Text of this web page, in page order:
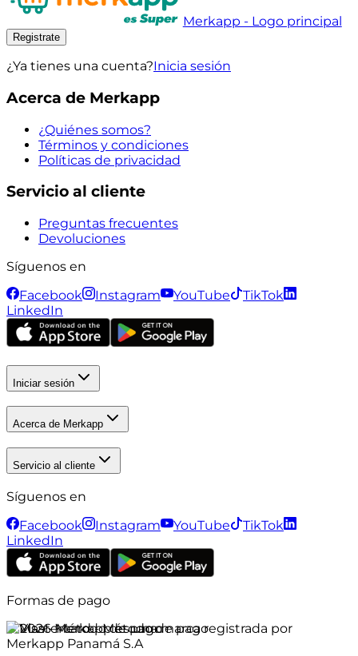
Merkapp - Logo principal
Registrate
¿Ya tienes una cuenta?Inicia sesión
Acerca de Merkapp
¿Quiénes somos?
Términos y condiciones
Políticas de privacidad
Servicio al cliente
Preguntas frecuentes
Devoluciones
Síguenos en
Facebook
Instagram YouTube
TikTok
LinkedIn
Iniciar sesión
Acerca de Merkapp
Servicio al cliente
Síguenos en
Facebook
Instagram YouTube
TikTok
LinkedIn
Formas de pago
©2026Merkapp es una marca registrada por
Merkapp Panamá S.A